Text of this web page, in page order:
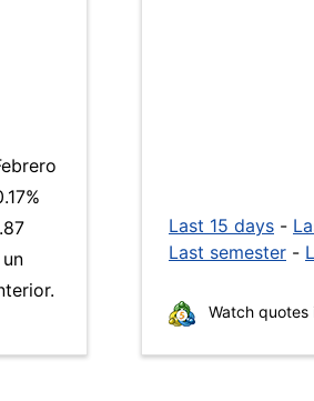
Last 15 days -
Last semester -
Watch quotes